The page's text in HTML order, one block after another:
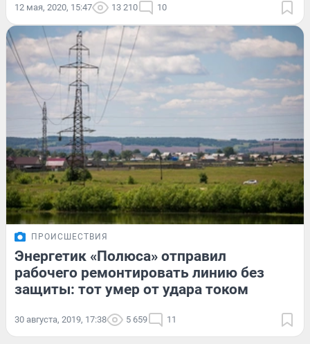
12 мая, 2020, 15:47 13 210 10
ПРОИСШЕСТВИЯ
Энергетик «Полюса» отправил
рабочего ремонтировать линию без
защиты: тот умер от удара током
30 августа, 2019, 17:38 5 659 11